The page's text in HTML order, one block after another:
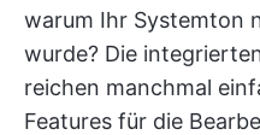
warum Ihr Systemton
wurde? Die
reichen manchmal
Features für die